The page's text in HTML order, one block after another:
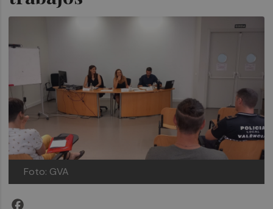
Foto: GVA